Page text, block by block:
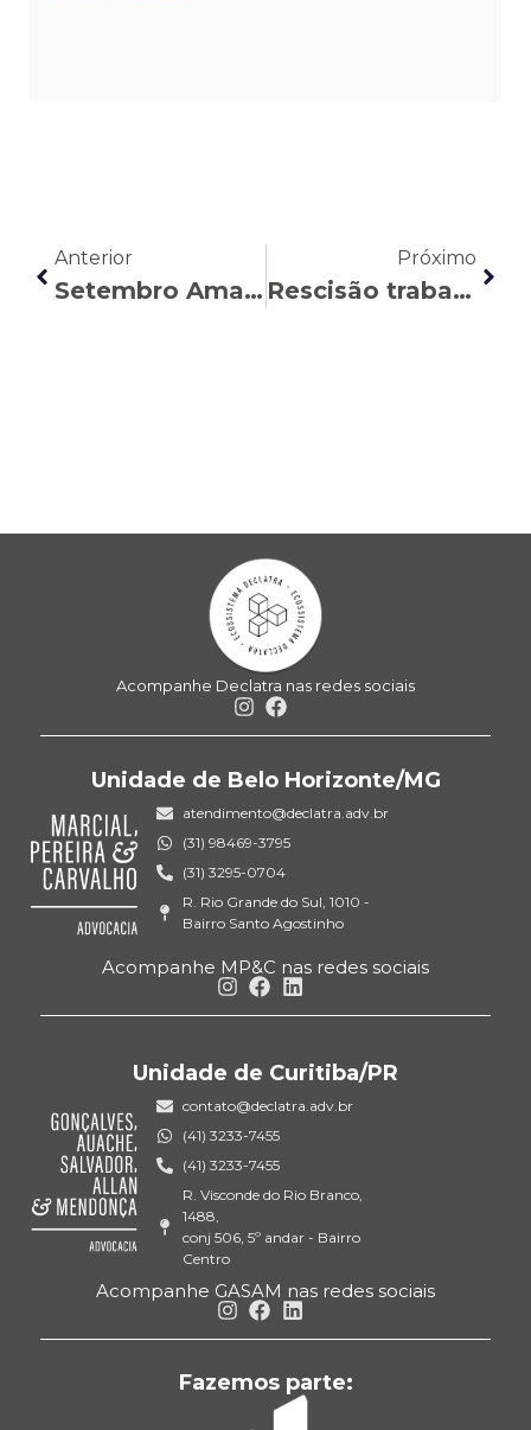
Anterior
Setembro Amarelo e saúde mental no trabalho: um alerta para bancários e trabalhadores brasileiros
Próximo
Rescisão trabalhista: entenda os direitos de cada modalidade
Acompanhe Declatra nas redes sociais
Unidade de Belo Horizonte/MG
atendimento@declatra.adv.br
(31) 98469-3795
(31) 3295-0704
R. Rio Grande do Sul, 1010 -
Bairro Santo Agostinho
Acompanhe MP&C nas redes sociais
Unidade de Curitiba/PR
contato@declatra.adv.br
(41) 3233-7455
(41) 3233-7455
R. Visconde do Rio Branco,
1488,
conj 506, 5º andar - Bairro
Centro
Acompanhe GASAM nas redes sociais
Fazemos parte: